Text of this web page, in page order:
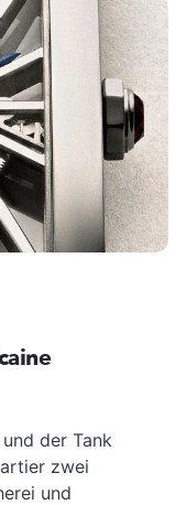
der Tank
zwei
und